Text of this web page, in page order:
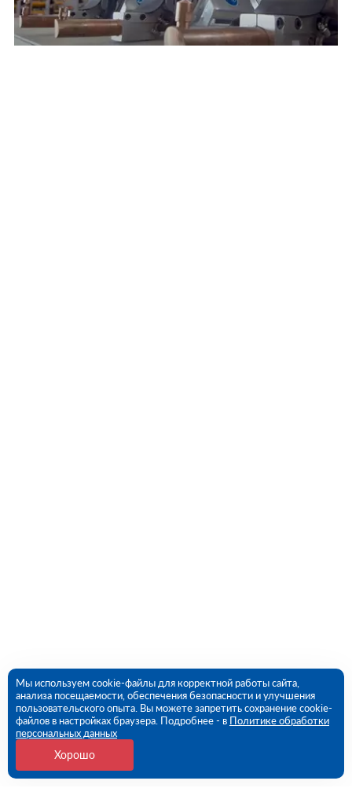
Мы используем cookie-файлы для корректной работы сайта,
анализа посещаемости, обеспечения безопасности и улучшения
пользовательского опыта. Вы можете запретить сохранение cookie-
файлов в настройках браузера. Подробнее - в Политике обработки
персональных данных
Хорошо